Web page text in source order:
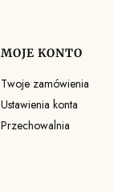
MOJE KONTO
Twoje zamówienia
Ustawienia konta
Przechowalnia